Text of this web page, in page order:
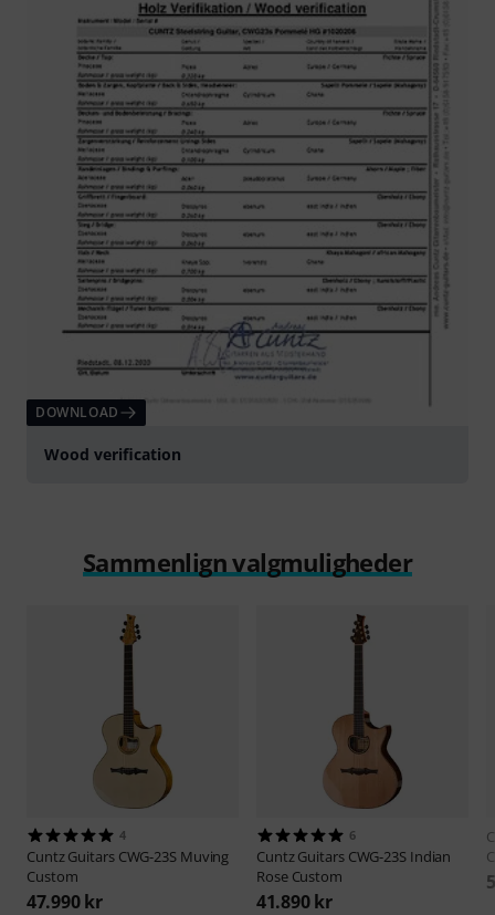
DOWNLOAD
Wood verification
Sammenlign valgmuligheder
4
Cuntz Guitars CWG-23S Muving
Custom
47.990 kr
6
Cuntz Guitars CWG-23S Indian
Rose Custom
41.890 kr